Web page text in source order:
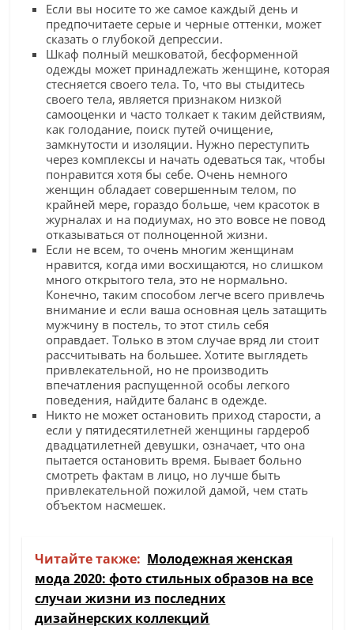
Если вы носите то же самое каждый день и
предпочитаете серые и черные оттенки, может
сказать о глубокой депрессии.
Шкаф полный мешковатой, бесформенной
одежды может принадлежать женщине, которая
стесняется своего тела. То, что вы стыдитесь
своего тела, является признаком низкой
самооценки и часто толкает к таким действиям,
как голодание, поиск путей очищение,
замкнутости и изоляции. Нужно переступить
через комплексы и начать одеваться так, чтобы
понравится хотя бы себе. Очень немного
женщин обладает совершенным телом, по
крайней мере, гораздо больше, чем красоток в
журналах и на подиумах, но это вовсе не повод
отказываться от полноценной жизни.
Если не всем, то очень многим женщинам
нравится, когда ими восхищаются, но слишком
много открытого тела, это не нормально.
Конечно, таким способом легче всего привлечь
внимание и если ваша основная цель затащить
мужчину в постель, то этот стиль себя
оправдает. Только в этом случае вряд ли стоит
рассчитывать на большее. Хотите выглядеть
привлекательной, но не производить
впечатления распущенной особы легкого
поведения, найдите баланс в одежде.
Никто не может остановить приход старости, а
если у пятидесятилетней женщины гардероб
двадцатилетней девушки, означает, что она
пытается остановить время. Бывает больно
смотреть фактам в лицо, но лучше быть
привлекательной пожилой дамой, чем стать
объектом насмешек.
Читайте также: Молодежная женская
мода 2020: фото стильных образов на все
случаи жизни из последних
дизайнерских коллекций